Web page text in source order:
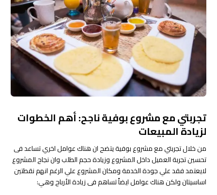
تجربتي مع مشروع بوفية ناجح: أهم الخطوات
لزيادة المبيعات
من خلال تجربتي مع مشروع بوفية يتضح ان هناك عوامل اخري تساعد فى
تحسين تجربة العميل داخل المشروع وزيادة حجم الطلب وان نجاح المشروع
لايعتمد فقد علي جودة الخدمة ومكان المشروع علي الرغم انهم نقطتين
اساسيتان ولكن هناك عوامل ايضاً تساهم فى زيادة الأرباح وهي: